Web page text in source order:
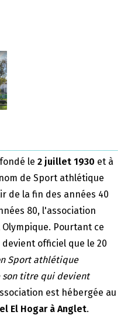
le 2 juillet 1930 et à
de Sport athlétique
de la fin des années 40
80, l'association
Pourtant ce
officiel que le 20
Sport athlétique
son titre qui devient
est hébergée au
El Hogar à Anglet.